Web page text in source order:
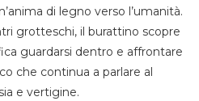
di legno verso l’umanità.
grotteschi, il burattino scopre
guardarsi dentro e affrontare
che continua a parlare al
e vertigine.